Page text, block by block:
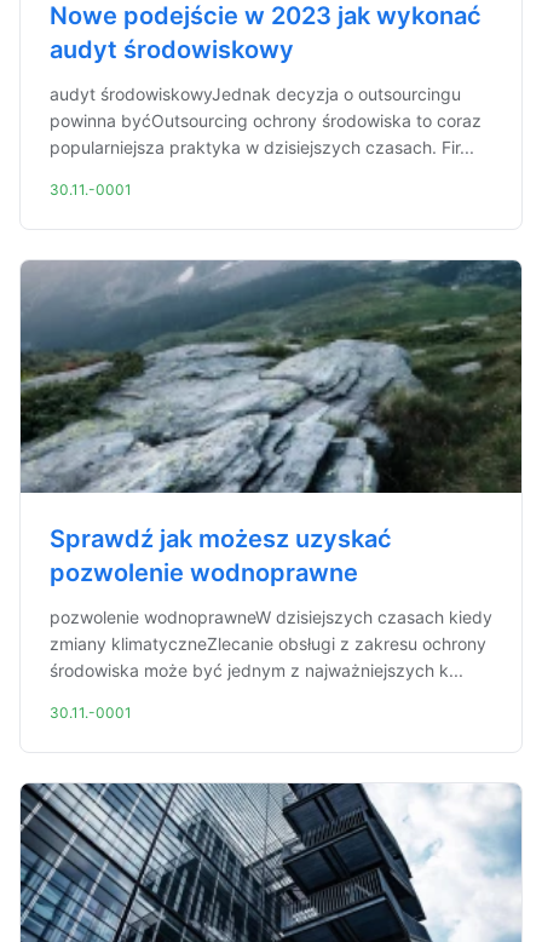
Nowe podejście w 2023 jak wykonać
audyt środowiskowy
audyt środowiskowyJednak decyzja o outsourcingu
powinna byćOutsourcing ochrony środowiska to coraz
popularniejsza praktyka w dzisiejszych czasach. Fir...
30.11.-0001
Sprawdź jak możesz uzyskać
pozwolenie wodnoprawne
pozwolenie wodnoprawneW dzisiejszych czasach kiedy
zmiany klimatyczneZlecanie obsługi z zakresu ochrony
środowiska może być jednym z najważniejszych k...
30.11.-0001